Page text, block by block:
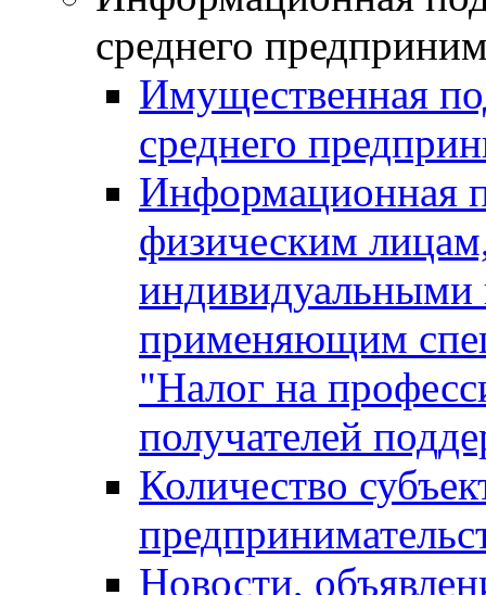
среднего
Имущественная
среднего
Информационная
физическим
индивидуальными
применяющим
"Налог на
получателей
Количество
Новости,